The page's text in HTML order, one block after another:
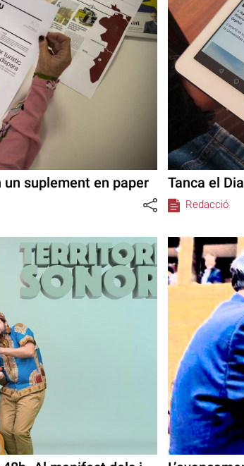
un suplement en paper Tanca el
Redacció